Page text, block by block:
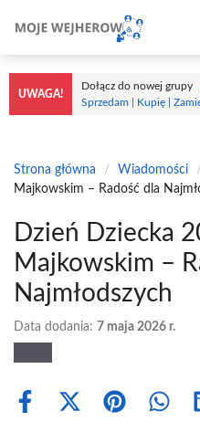
treści
UWAGA!
Dołącz do nowej grupy
Sprzedam | Kupię |
Strona główna / Wiadomości /
Majkowskim – Radość dla
Dzień Dziecka
Majkowskim –
Najmłodszych
Data dodania: 7 maja 2026 r.
Share
Share Share Share